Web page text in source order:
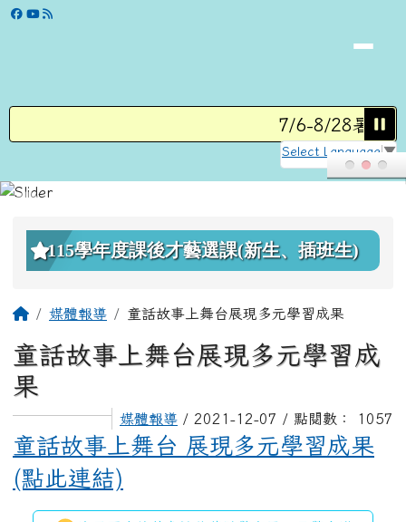
跳至主內容區
學校網站
7/6-8/28暑假營
Select Language ▼
上中區域內容
115學年度課後才藝選課(新生、插班生)
主內容區域
回首頁媒體報導 童話故事上舞台展現多元學習成果
童話故事上舞台展現多元學習成
果
媒體報導 / 2021-12-07 / 點閱數： 1057
童話故事上舞台 展現多元學習成果
(點此連結)